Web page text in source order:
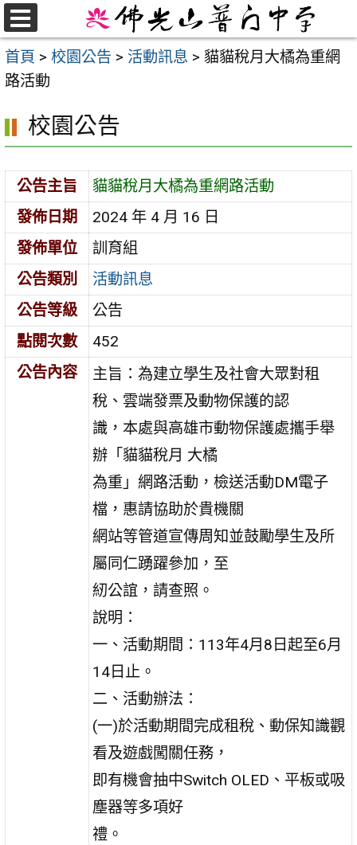
跳
至
主
要
首頁 > 校園公告 > 活動訊息 > 貓貓稅月大橘為重網
路活動
校園公告
公告主旨
貓貓稅月大橘為重網路活動
發佈日期
2024 年 4 月 16 日
發佈單位
訓育組
公告類別
活動訊息
公告等級
公告
點閱次數
452
公告內容
主旨：為建立學生及社會大眾對租
稅、雲端發票及動物保護的認
識，本處與高雄市動物保護處攜手舉
辦「貓貓稅月 大橘
為重」網路活動，檢送活動DM電子
檔，惠請協助於貴機關
網站等管道宣傳周知並鼓勵學生及所
屬同仁踴躍參加，至
紉公誼，請查照。
說明：
一、活動期間：113年4月8日起至6月
14日止。
二、活動辦法：
(一)於活動期間完成租稅、動保知識觀
看及遊戲闖關任務，
即有機會抽中Switch OLED、平板或吸
塵器等多項好
禮。
選
單